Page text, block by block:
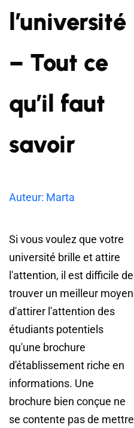
l’université
– Tout ce
qu’il faut
savoir
Auteur: Marta
Si vous voulez que votre
université brille et attire
l'attention, il est difficile de
trouver un meilleur moyen
d'attirer l'attention des
étudiants potentiels
qu'une brochure
d'établissement riche en
informations. Une
brochure bien conçue ne
se contente pas de mettre